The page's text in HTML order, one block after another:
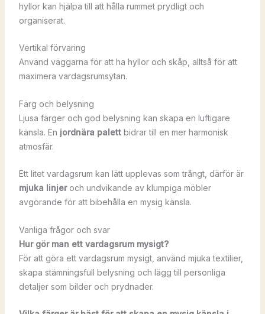
hyllor kan hjälpa till att hålla rummet prydligt och
organiserat.
Vertikal förvaring
Använd väggarna för att ha hyllor och skåp, alltså för att
maximera vardagsrumsytan.
Färg och belysning
Ljusa färger och god belysning kan skapa en luftigare
känsla. En jordnära palettbidrar till en mer harmonisk
atmosfär.
Ett litet vardagsrum kan lätt upplevas som trångt, därför är
mjuka linjeroch undvikande av klumpiga möbler
avgörande för att bibehålla en mysig känsla.
Vanliga frågor och svar
Hur gör man ett vardagsrum mysigt?
För att göra ett vardagsrum mysigt, använd mjuka textilier,
skapa stämningsfull belysning och lägg till personliga
detaljer som bilder och prydnader.